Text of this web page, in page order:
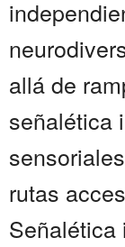
allá de
señalética
rutas
Señalética